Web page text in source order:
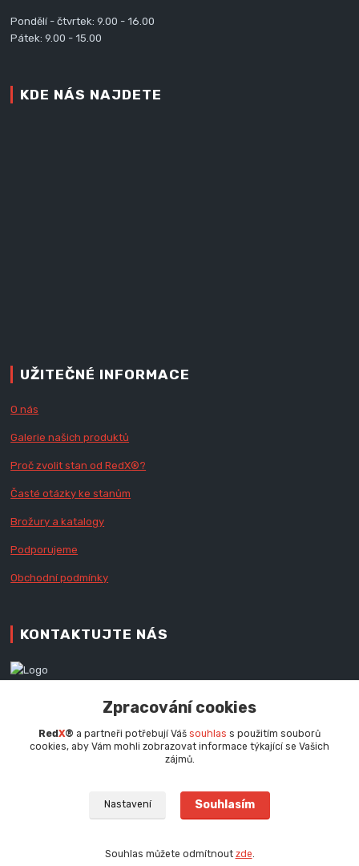
Pondělí - čtvrtek: 9.00 - 16.00
Pátek: 9.00 - 15.00
KDE NÁS NAJDETE
UŽITEČNÉ INFORMACE
O nás
Galerie našich produktů
Proč zvolit stan od RedX®?
Časté otázky ke stanům
Brožury a katalogy
Podporujeme
Obchodní podmínky
KONTAKTUJTE NÁS
+420 777 979 111
info@redx.cz
Zpracování cookies
Red X® a partneři potřebují Váš souhlas s použitím souborů
cookies, aby Vám mohli zobrazovat informace týkající se Vašich
zájmů.
Nastavení Souhlasím
Souhlas můžete odmítnout zde.